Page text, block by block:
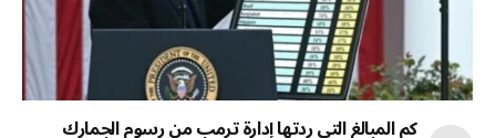
كم المبالغ التي ردتها إدارة ترمب من رسوم الجمارك